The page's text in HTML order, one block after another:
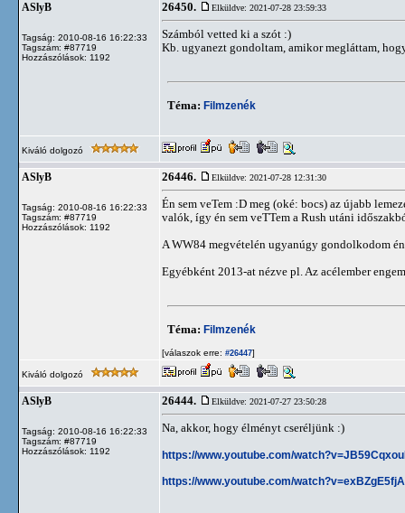
ASlyB
Tagság: 2010-08-16 16:22:33
Tagszám: #87719
Hozzászólások: 1192
26450. Elküldve: 2021-07-28 23:59:33
Számból vetted ki a szót :)
Kb. ugyanezt gondoltam, amikor megláttam,
Téma: Filmzenék
Kiváló dolgozó
ASlyB
Tagság: 2010-08-16 16:22:33
Tagszám: #87719
Hozzászólások: 1192
26446. Elküldve: 2021-07-28 12:31:30
Én sem veTem :D meg (oké: bocs) az újabb
valók, így én sem veTTem a Rush utáni
A WW84 megvételén ugyanúgy gondolkodom
Egyébként 2013-at nézve pl. Az acélember
Téma: Filmzenék
[válaszok erre: #26447]
Kiváló dolgozó
ASlyB
Tagság: 2010-08-16 16:22:33
Tagszám: #87719
Hozzászólások: 1192
26444. Elküldve: 2021-07-27 23:50:28
Na, akkor, hogy élményt cseréljünk :)
https://www.youtube.com/
https://www.youtube.com/